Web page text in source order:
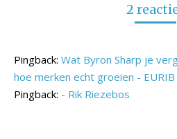
2
Pingback: Wat Byron Sharp je
hoe merken echt groeien - EURIB
Pingback: - Rik Riezebos